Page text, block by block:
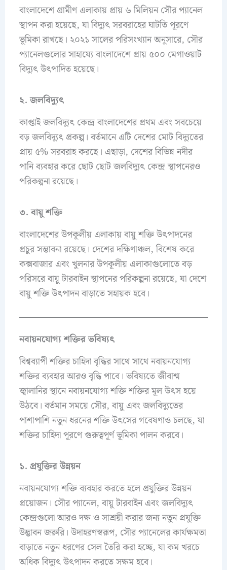
বাংলাদেশে গ্রামীণ এলাকায় প্রায় ৬ মিলিয়ন সৌর প্যানেল
স্থাপন করা হয়েছে, যা বিদ্যুৎ সরবরাহের ঘাটতি পূরণে
ভূমিকা রাখছে। ২০২১ সালের পরিসংখ্যান অনুসারে, সৌর
প্যানেলগুলোর সাহায্যে বাংলাদেশে প্রায় ৫০০ মেগাওয়াট
বিদ্যুৎ উৎপাদিত হয়েছে।
২. জলবিদ্যুৎ
কাপ্তাই জলবিদ্যুৎ কেন্দ্র বাংলাদেশের প্রথম এবং সবচেয়ে
বড় জলবিদ্যুৎ প্রকল্প। বর্তমানে এটি দেশের মোট বিদ্যুতের
প্রায় ৫% সরবরাহ করছে। এছাড়া, দেশের বিভিন্ন নদীর
পানি ব্যবহার করে ছোট ছোট জলবিদ্যুৎ কেন্দ্র স্থাপনেরও
পরিকল্পনা রয়েছে।
৩. বায়ু শক্তি
বাংলাদেশের উপকূলীয় এলাকায় বায়ু শক্তি উৎপাদনের
প্রচুর সম্ভাবনা রয়েছে। দেশের দক্ষিণাঞ্চল, বিশেষ করে
কক্সবাজার এবং খুলনার উপকূলীয় এলাকাগুলোতে বড়
পরিসরে বায়ু টারবাইন স্থাপনের পরিকল্পনা রয়েছে, যা দেশে
বায়ু শক্তি উৎপাদন বাড়াতে সহায়ক হবে।
নবায়নযোগ্য শক্তির ভবিষ্যৎ
বিশ্বব্যাপী শক্তির চাহিদা বৃদ্ধির সাথে সাথে নবায়নযোগ্য
শক্তির ব্যবহার আরও বৃদ্ধি পাবে। ভবিষ্যতে জীবাশ্ম
জ্বালানির স্থানে নবায়নযোগ্য শক্তি শক্তির মূল উৎস হয়ে
উঠবে। বর্তমান সময়ে সৌর, বায়ু এবং জলবিদ্যুতের
পাশাপাশি নতুন ধরনের শক্তি উৎসের গবেষণাও চলছে, যা
শক্তির চাহিদা পূরণে গুরুত্বপূর্ণ ভূমিকা পালন করবে।
১. প্রযুক্তির উন্নয়ন
নবায়নযোগ্য শক্তি ব্যবহার করতে হলে প্রযুক্তির উন্নয়ন
প্রয়োজন। সৌর প্যানেল, বায়ু টারবাইন এবং জলবিদ্যুৎ
কেন্দ্রগুলো আরও দক্ষ ও সাশ্রয়ী করার জন্য নতুন প্রযুক্তি
উদ্ভাবন জরুরি। উদাহরণস্বরূপ, সৌর প্যানেলের কার্যক্ষমতা
বাড়াতে নতুন ধরণের সেল তৈরি করা হচ্ছে, যা কম খরচে
অধিক বিদ্যুৎ উৎপাদন করতে সক্ষম হবে।